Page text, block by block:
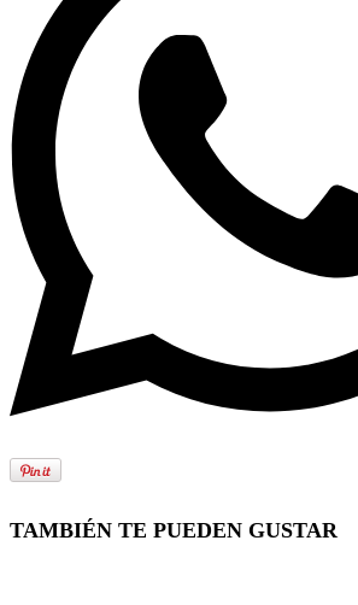
TAMBIÉN TE PUEDEN GUSTAR